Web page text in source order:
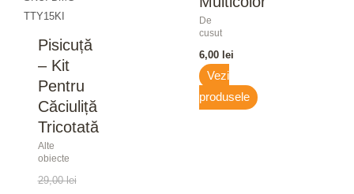
TTY15KI
Pisicuță
– Kit
Pentru
Căciuliță
Tricotată
Alte
obiecte
29,00lei
De
cusut
6,00 lei
Vezi
produsele